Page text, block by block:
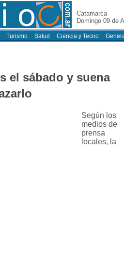
Catamarca
Domingo 09 de
Turismo Salud Ciencia y Tecno
el sábado y suena
Según los
medios de
prensa
locales, la